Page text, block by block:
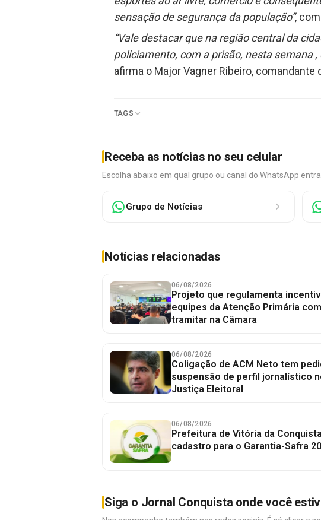
sensação de segurança da população”,
“Vale destacar que na região central da
policiamento, com a prisão, nesta semana
afirma o Major Vagner Ribeiro, comandante
TAGS
Receba as notícias no seu celular
Escolha abaixo em qual grupo ou canal do WhatsApp
Grupo de Notícias
Notícias relacionadas
06/08/2026
Projeto que regulamenta
equipes da Atenção Primária
tramitar na Câmara
06/08/2026
Coligação de ACM Neto tem
suspensão de perfil jornalístico
Justiça Eleitoral
06/08/2026
Prefeitura de Vitória da
cadastro para o Garantia-Safra
Siga o Jornal Conquista onde você